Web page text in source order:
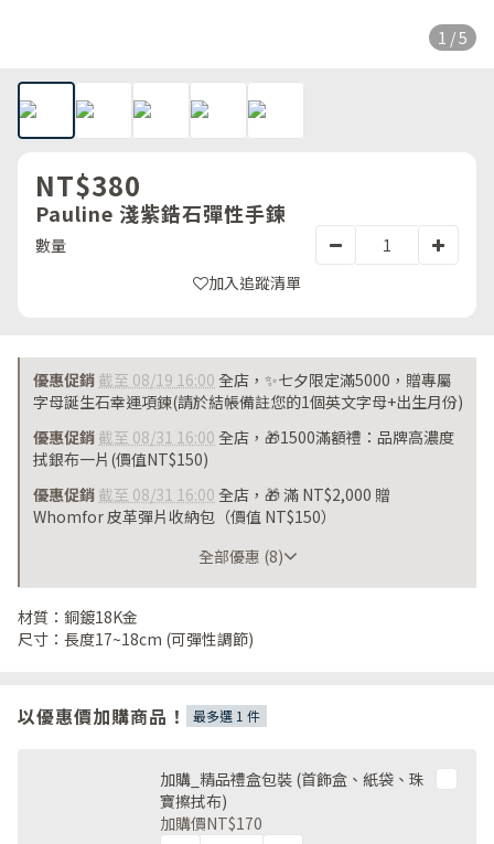
1 / 5
NT$380
Pauline 淺紫鋯石彈性手鍊
數量
加入追蹤清單
優惠促銷 截至 08/19 16:00 全店，✨七夕限定滿5000，贈專屬
字母誕生石幸運項鍊(請於結帳備註您的1個英文字母+出生月份)
優惠促銷 截至 08/31 16:00 全店，🎁1500滿額禮：品牌高濃度
拭銀布一片(價值NT$150)
優惠促銷 截至 08/31 16:00 全店，🎁 滿 NT$2,000 贈
Whomfor 皮革彈片收納包（價值 NT$150）
全部優惠 (8)
材質：銅鍍18K金
尺寸：長度17~18cm (可彈性調節)
以優惠價加購商品！ 最多選 1 件
加購_精品禮盒包裝 (首飾盒、紙袋、珠
寶擦拭布)
加購價NT$170